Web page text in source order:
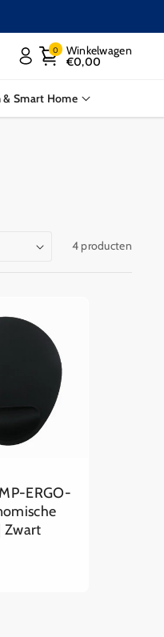
0 Winkelwagen
€0,00
& Smart Home
4 producten
ERGO-
Zwart